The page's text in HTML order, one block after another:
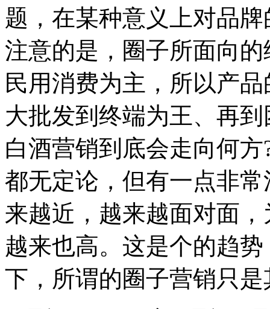
题，在某种意义上对品
注意的是，圈子所面向
民用消费为主，所以产
大批发到终端为王、再
白酒营销到底会走向何
都无定论，但有一点非
来越近，越来越面对面
越来也高。这是个的趋
下，所谓的圈子营销只